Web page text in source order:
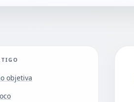
objetiva